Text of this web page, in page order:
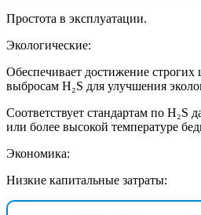
Простота в эксплуатации.
Экологические:
Обеспечивает достижение строгих
выбросам H₂S для улучшения
Соответствует стандартам по H₂S
или более высокой температуре
Экономика:
Низкие капитальные затраты: